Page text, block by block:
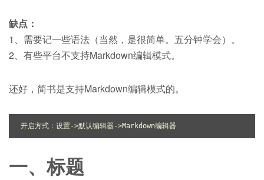
缺点：
1、需要记一些语法（当然，是很简单。五分钟学会）。
2、有些平台不支持Markdown编辑模式。
还好，简书是支持Markdown编辑模式的。
一、标题